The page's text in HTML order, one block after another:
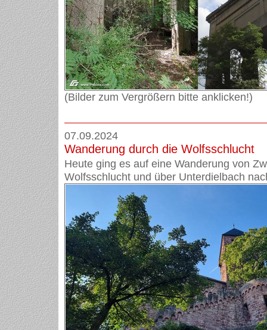
(Bilder zum Vergrößern bitte anklicken!)
07.09.2024
Wanderung durch die Wolfsschlucht
Heute ging es auf eine Wanderung von
Wolfsschlucht und über Unterdielbach